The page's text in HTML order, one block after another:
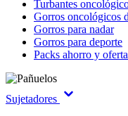
Turbantes
Gorros oncológicos
Gorros para nadar
Gorros para deporte
Packs ahorro y
Sujetadores